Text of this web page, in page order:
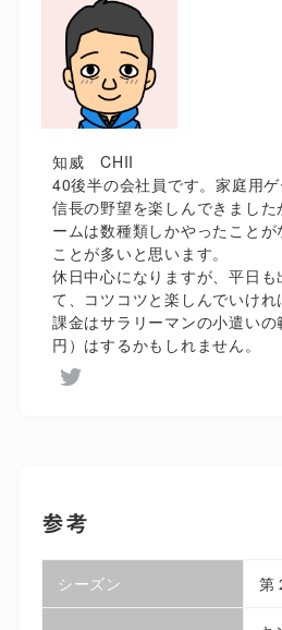
知威 CHII
40後半の会社員です。家庭用
信長の野望を楽しんできまし
ームは数種類しかやったこと
ことが多いと思います。
休日中心になりますが、平日も
て、コツコツと楽しんでいけれ
課金はサラリーマンの小遣い
円）はするかもしれません。
参考
シーズン 第